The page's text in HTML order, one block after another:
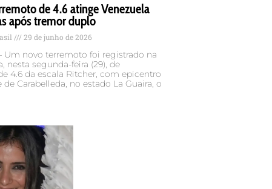
de 4.6 atinge Venezuela
após tremor duplo
29 de junho de 2026
Um novo terremoto foi registrado na
nesta segunda-feira (29), de
4.6 da escala Ritcher, com epicentro
de Carabelleda, no estado La Guaira, o